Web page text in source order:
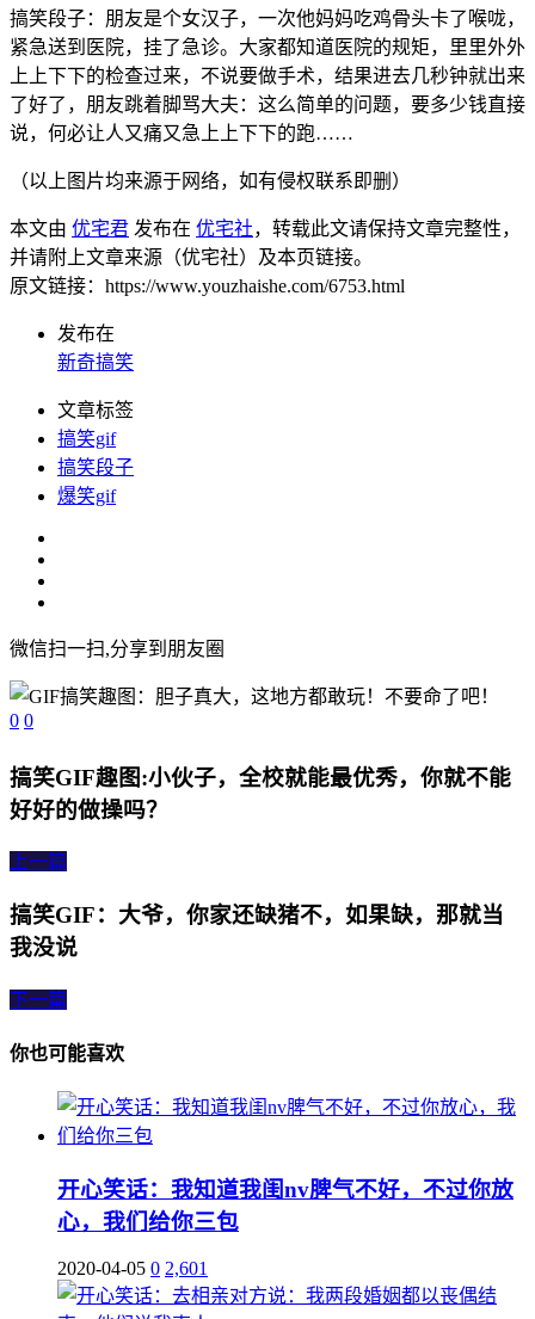
搞笑段子：朋友是个女汉子，一次他妈妈吃鸡骨头卡了喉咙，
紧急送到医院，挂了急诊。大家都知道医院的规矩，里里外外
上上下下的检查过来，不说要做手术，结果进去几秒钟就出来
了好了，朋友跳着脚骂大夫：这么简单的问题，要多少钱直接
说，何必让人又痛又急上上下下的跑……
（以上图片均来源于网络，如有侵权联系即删）
本文由 优宅君 发布在 优宅社，转载此文请保持文章完整性，
并请附上文章来源（优宅社）及本页链接。
原文链接：https://www.youzhaishe.com/6753.html
发布在
新奇搞笑
文章标签
搞笑gif
搞笑段子
爆笑gif
微信扫一扫,分享到朋友圈
0 0
搞笑GIF趣图:小伙子，全校就能最优秀，你就不能
好好的做操吗？
上一篇
搞笑GIF：大爷，你家还缺猪不，如果缺，那就当
我没说
下一篇
你也可能喜欢
开心笑话：我知道我闺nv脾气不好，不过你放
心，我们给你三包
2020-04-05 0 2,601